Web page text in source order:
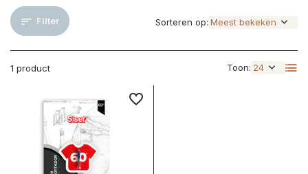
Filter
1 product Toon:
Sorteren op: